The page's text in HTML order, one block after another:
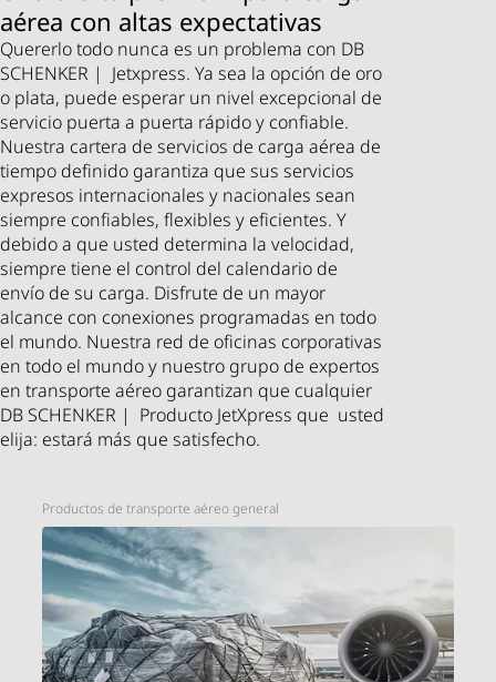
aérea con altas expectativas
Quererlo todo nunca es un problema con DB
SCHENKER | Jetxpress. Ya sea la opción de oro
o plata, puede esperar un nivel excepcional de
servicio puerta a puerta rápido y confiable.
Nuestra cartera de servicios de carga aérea de
tiempo definido garantiza que sus servicios
expresos internacionales y nacionales sean
siempre confiables, flexibles y eficientes. Y
debido a que usted determina la velocidad,
siempre tiene el control del calendario de
envío de su carga. Disfrute de un mayor
alcance con conexiones programadas en todo
el mundo. Nuestra red de oficinas corporativas
en todo el mundo y nuestro grupo de expertos
en transporte aéreo garantizan que cualquier
DB SCHENKER | Producto JetXpress que usted
elija: estará más que satisfecho.
Productos de transporte aéreo general